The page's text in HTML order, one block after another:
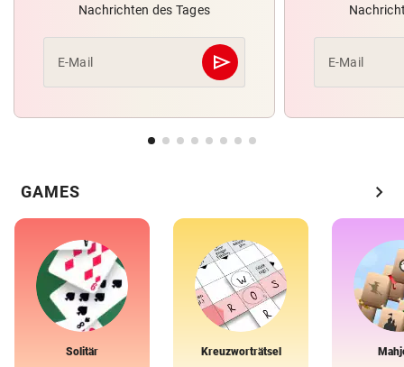
Nachrichten des Tages
E-Mail send
Abschicken E-Mail
GAMES chevron_right
Solitär Kreuzworträtsel